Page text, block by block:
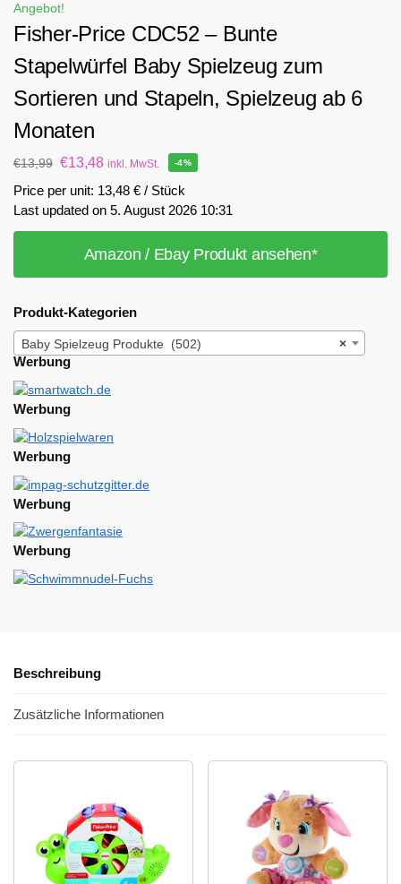
Angebot!
Fisher-Price CDC52 – Bunte
Stapelwürfel Baby Spielzeug zum
Sortieren und Stapeln, Spielzeug ab 6
Monaten
€13,99 €13,48 inkl. MwSt. -4%
Price per unit: 13,48 € / Stück
Last updated on 5. August 2026 10:31
Amazon / Ebay Produkt ansehen*
Produkt-Kategorien
×
Baby Spielzeug Produkte (502)
Werbung
Werbung
Werbung
Werbung
Werbung
Beschreibung
Zusätzliche Informationen